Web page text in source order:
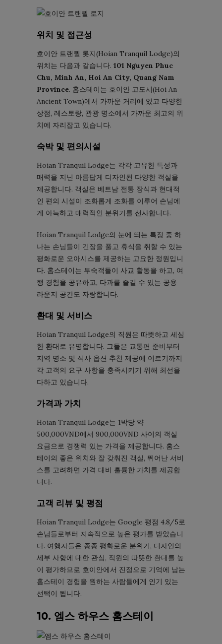
위치 및 접근성
호이안 트랜퀼 롯지(Hoian Tranquil Lodge)의
위치는 다음과 같습니다. 101 Nguyen Phuc
Chu, Minh An, Hoi An City, Quang Nam
Province. 홈스테이는 호이안 고도시(Hoi An
Ancient Town)에서 가까운 거리에 있고 다양한
상점, 레스토랑, 관광 명소에서 가까운 최고의 위
치에 자리잡고 있습니다.
숙박 및 편의시설
Hoian Tranquil Lodge는 각각 고유한 특성과
매력을 지닌 아름답게 디자인된 다양한 객실을
제공합니다. 객실은 베트남 전통 ​​장식과 현대적
인 편의 시설이 조화롭게 조화를 이루어 손님에
게 아늑하고 매력적인 분위기를 선사합니다.
Hoian Tranquil Lodge의 눈에 띄는 특징 중 하
나는 손님들이 긴장을 풀고 휴식을 취할 수 있는
평화로운 오아시스를 제공하는 고요한 정원입니
다. 홈스테이는 투숙객들이 사교 활동을 하고, 여
행 경험을 공유하고, 다과를 즐길 수 있는 공용
라운지 공간도 자랑합니다.
환대 및 서비스
Hoian Tranquil Lodge의 직원은 따뜻하고 세심
한 환대로 유명합니다. 그들은 교통편 준비부터
지역 명소 및 식사 옵션 추천 제공에 이르기까지
각 고객의 요구 사항을 충족시키기 위해 최선을
다하고 있습니다.
가격과 가치
Hoian Tranquil Lodge는 1박당 약
500,000VND에서 900,000VND 사이의 객실
요금으로 경쟁력 있는 가격을 제공합니다. 홈스
테이의 좋은 위치와 잘 갖춰진 객실, 뛰어난 서비
스를 고려하면 가격 대비 훌륭한 가치를 제공합
니다.
고객 리뷰 및 평점
Hoian Tranquil Lodge는 Google 평점 4.8/5로
손님들로부터 지속적으로 높은 평가를 받았습니
다. 여행자들은 종종 평화로운 분위기, 디자인의
세부 사항에 대한 관심, 직원의 따뜻한 환대를 높
이 평가하므로 호이안에서 진정으로 기억에 남는
홈스테이 경험을 원하는 사람들에게 인기 있는
선택이 됩니다.
10. 엠스 하우스 홈스테이